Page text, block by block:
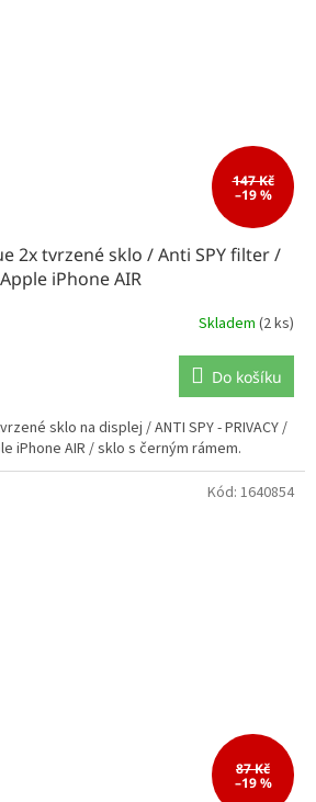
147 Kč
–19 %
2x tvrzené sklo / Anti SPY filter /
Apple iPhone AIR
Skladem (2 ks)
Do košíku
sklo na displej / ANTI SPY - PRIVACY /
iPhone AIR / sklo s černým rámem.
87 Kč
–19 %
Kód: 1640854